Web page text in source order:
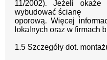
11/2002). Jeżeli
wybudować ścianę
oporową. Więcej
lokalnych oraz w firmach
1.5 Szczegóły dot.